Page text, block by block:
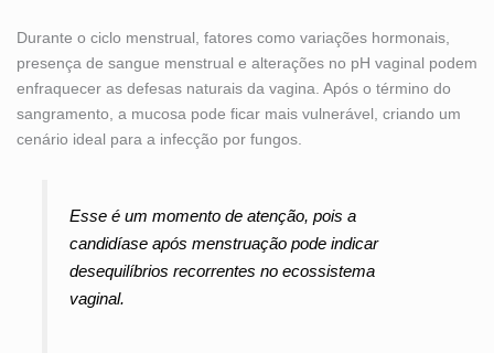
Durante o ciclo menstrual, fatores como variações hormonais,
presença de sangue menstrual e alterações no pH vaginal podem
enfraquecer as defesas naturais da vagina. Após o término do
sangramento, a mucosa pode ficar mais vulnerável, criando um
cenário ideal para a infecção por fungos.
Esse é um momento de atenção, pois a
candidíase após menstruação pode indicar
desequilíbrios recorrentes no ecossistema
vaginal.